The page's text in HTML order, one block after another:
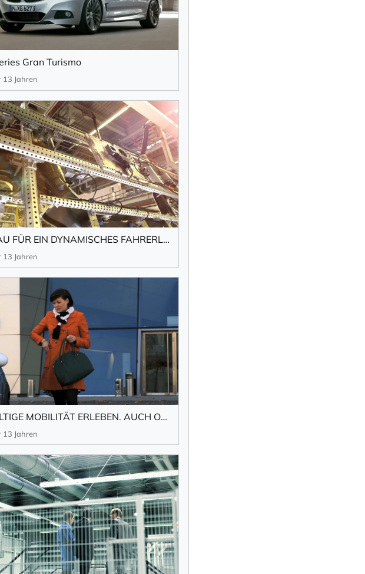
Gran Turismo
13 Jahren
LEICHTBAU FÜR EIN DYNAMISCHES FAHRERLEBNIS
13 Jahren
NACHHALTIGE MOBILITÄT ERLEBEN. AUCH OHNE EIGENES AUTO
13 Jahren
mit dem Link im Newsletter selbst
gemäß derDatenschutzerklärungdurch KlickTipp.